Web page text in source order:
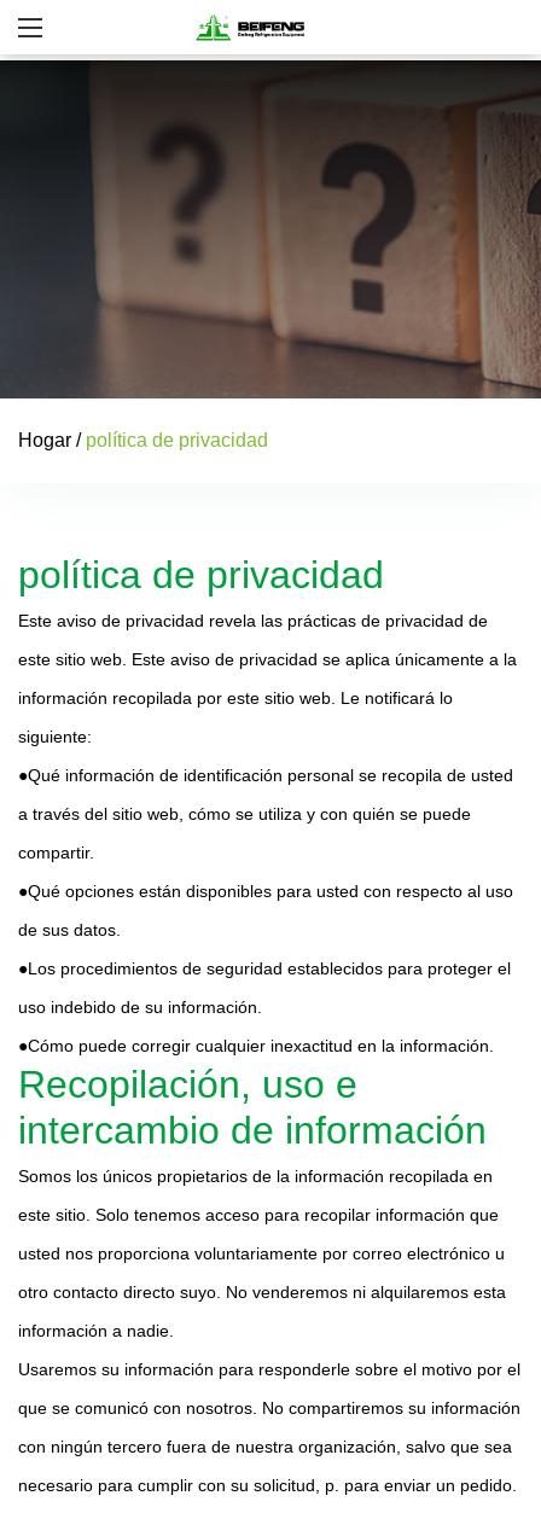
Hogar / política de privacidad
política de privacidad
Este aviso de privacidad revela las prácticas de privacidad de
este sitio web. Este aviso de privacidad se aplica únicamente a la
información recopilada por este sitio web. Le notificará lo
siguiente:
●Qué información de identificación personal se recopila de usted
a través del sitio web, cómo se utiliza y con quién se puede
compartir.
●Qué opciones están disponibles para usted con respecto al uso
de sus datos.
●Los procedimientos de seguridad establecidos para proteger el
uso indebido de su información.
●Cómo puede corregir cualquier inexactitud en la información.
Recopilación, uso e
intercambio de información
Somos los únicos propietarios de la información recopilada en
este sitio. Solo tenemos acceso para recopilar información que
usted nos proporciona voluntariamente por correo electrónico u
otro contacto directo suyo. No venderemos ni alquilaremos esta
información a nadie.
Usaremos su información para responderle sobre el motivo por el
que se comunicó con nosotros. No compartiremos su información
con ningún tercero fuera de nuestra organización, salvo que sea
necesario para cumplir con su solicitud, p. para enviar un pedido.